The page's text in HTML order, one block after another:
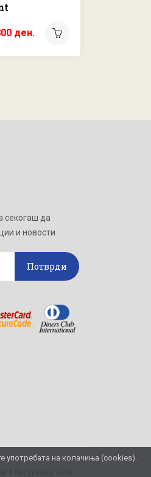
ден.
употребата на колачиња (cookies).
секогаш да
и новости
Потврди
без грешка. Сите